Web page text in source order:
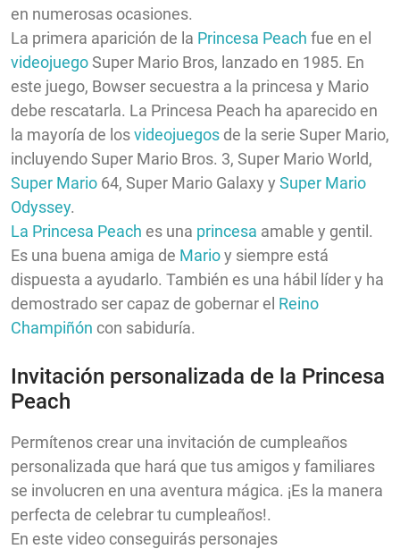
en numerosas ocasiones.
La primera aparición de la Princesa Peach fue en el
videojuegoSuper Mario Bros, lanzado en 1985. En
este juego, Bowser secuestra a la princesa y Mario
debe rescatarla. La Princesa Peach ha aparecido en
la mayoría de losvideojuegos de la serie Super Mario,
incluyendo Super Mario Bros. 3, Super Mario World,
Super Mario 64, Super Mario Galaxy y Super Mario
Odyssey.
La Princesa Peach es una princesa amable y gentil.
Es una buena amiga de Marioy siempre está
dispuesta a ayudarlo. También es una hábil líder y ha
demostrado ser capaz de gobernar el Reino
Champiñón con sabiduría.
Invitación personalizada de la Princesa
Peach
Permítenos crear una invitación de cumpleaños
personalizada que hará que tus amigos y familiares
se involucren en una aventura mágica. ¡Es la manera
perfecta de celebrar tu cumpleaños!.
En este video conseguirás personajes